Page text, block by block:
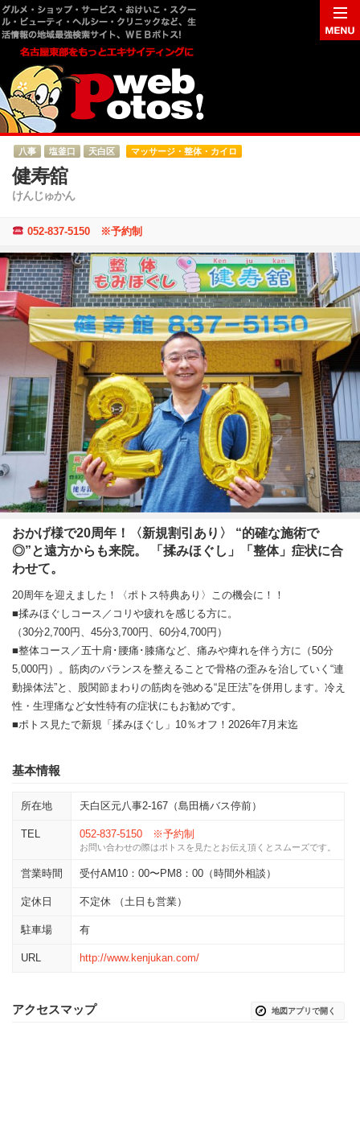
八事 塩釜口 天白区 マッサージ・整体・カイロ
健寿舘
けんじゅかん
052-837-5150 ※予約制
おかげ様で20周年！〈新規割引あり〉 “的確な施術で
◎”と遠方からも来院。 「揉みほぐし」「整体」症状に合
わせて。
20周年を迎えました！〈ポトス特典あり〉この機会に！！
■揉みほぐしコース／コリや疲れを感じる方に。
（30分2,700円、45分3,700円、60分4,700円）
■整体コース／五十肩･腰痛･膝痛など、痛みや痺れを伴う方に（50分
5,000円）。筋肉のバランスを整えることで骨格の歪みを治していく“連
動操体法”と、股関節まわりの筋肉を弛める“足圧法”を併用します。冷え
性・生理痛など女性特有の症状にもお勧めです。
■ポトス見たで新規「揉みほぐし」10％オフ！2026年7月末迄
基本情報
所在地 天白区元八事2-167（島田橋バス停前）
TEL 052-837-5150 ※予約制
お問い合わせの際はポトスを見たとお伝え頂くとスムーズです。
営業時間 受付AM10：00〜PM8：00（時間外相談）
定休日 不定休 （土日も営業）
駐車場 有
URL http://www.kenjukan.com/
アクセスマップ 地図アプリで開く